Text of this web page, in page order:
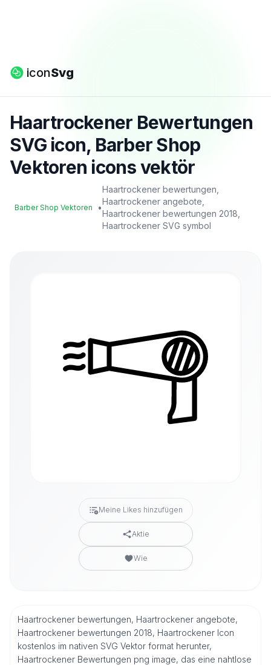
iconSvg
Haartrockener Bewertungen
SVG icon, Barber Shop
Vektoren icons vektör
Barber Shop Vektoren •
Haartrockener bewertungen,
Haartrockener angebote,
Haartrockener bewertungen 2018,
Haartrockener SVG symbol
Meine Likes hinzufügen
Aktie
Wie
Haartrockener bewertungen, Haartrockener angebote,
Haartrockener bewertungen 2018, Haartrockener Icon
kostenlos im nativen SVG Vektor format herunter,
Haartrockener Bewertungen png image, das eine nahtlose